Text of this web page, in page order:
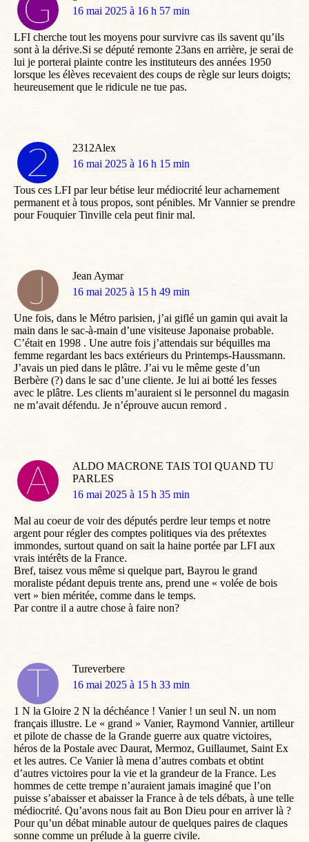
dit
16 mai 2025 à 16 h 57 min
LFI cherche tout les moyens pour survivre cas ils savent qu’ils
sont à la dérive.Si se député remonte 23ans en arrière, je serai de
lui je porterai plainte contre les instituteurs des années 1950
lorsque les élèves recevaient des coups de règle sur leurs doigts;
heureusement que le ridicule ne tue pas.
2312Alex
dit
16 mai 2025 à 16 h 15 min
Tous ces LFI par leur bétise leur médiocrité leur acharnement
permanent et à tous propos, sont pénibles. Mr Vannier se prendre
pour Fouquier Tinville cela peut finir mal.
Jean Aymar
dit
16 mai 2025 à 15 h 49 min
Une fois, dans le Métro parisien, j’ai giflé un gamin qui avait la
main dans le sac-à-main d’une visiteuse Japonaise probable.
C’était en 1998 . Une autre fois j’attendais sur béquilles ma
femme regardant les bacs extérieurs du Printemps-Haussmann.
J’avais un pied dans le plâtre. J’ai vu le même geste d’un
Berbère (?) dans le sac d’une cliente. Je lui ai botté les fesses
avec le plâtre. Les clients m’auraient si le personnel du magasin
ne m’avait défendu. Je n’éprouve aucun remord .
ALDO MACRONE TAIS TOI QUAND TU
PARLES
dit
16 mai 2025 à 15 h 35 min
Mal au coeur de voir des députés perdre leur temps et notre
argent pour régler des comptes politiques via des prétextes
immondes, surtout quand on sait la haine portée par LFI aux
vrais intérêts de la France.
Bref, taisez vous même si quelque part, Bayrou le grand
moraliste pédant depuis trente ans, prend une « volée de bois
vert » bien méritée, comme dans le temps.
Par contre il a autre chose à faire non?
Tureverbere
dit
16 mai 2025 à 15 h 33 min
1 N la Gloire 2 N la déchéance ! Vanier ! un seul N. un nom
français illustre. Le « grand » Vanier, Raymond Vannier, artilleur
et pilote de chasse de la Grande guerre aux quatre victoires,
héros de la Postale avec Daurat, Mermoz, Guillaumet, Saint Ex
et les autres. Ce Vanier là mena d’autres combats et obtint
d’autres victoires pour la vie et la grandeur de la France. Les
hommes de cette trempe n’auraient jamais imaginé que l’on
puisse s’abaisser et abaisser la France à de tels débats, à une telle
médiocrité. Qu’avons nous fait au Bon Dieu pour en arriver là ?
Pour qu’un débat minable autour de quelques paires de claques
sonne comme un prélude à la guerre civile.